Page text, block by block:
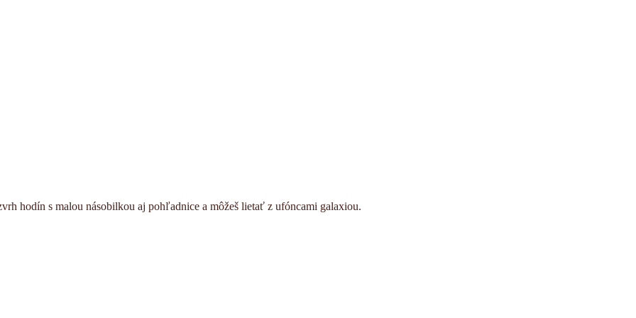
hodín s malou násobilkou aj pohľadnice a môžeš lietať z ufóncami galaxiou.